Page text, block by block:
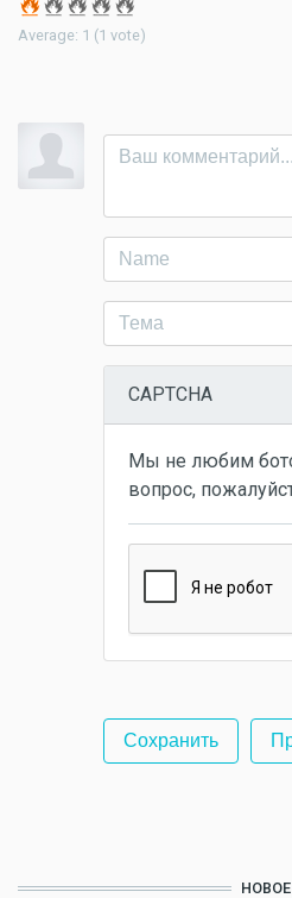
Average: 1 (1 vote)
CAPTCHA
Мы не любим
вопрос,
НОВОЕ